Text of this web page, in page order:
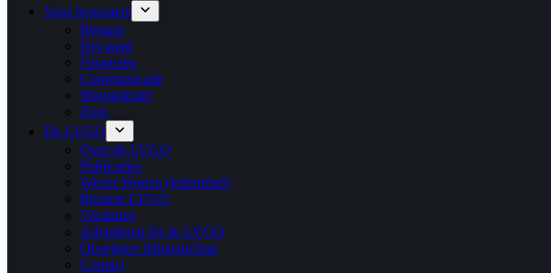
Voor bewoners
Bestuur
Het pand
Financiën
Communicatie
Woonplezier
Zorg
De LVGO
Over de LVGO
Publicaties
Wijzer Wonen (ledenblad)
Bestuur LVGO
Vacatures
Adverteren bij de LVGO
Opzeggen lidmaatschap
Contact